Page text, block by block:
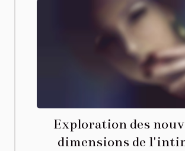
Exploration des
dimensions de